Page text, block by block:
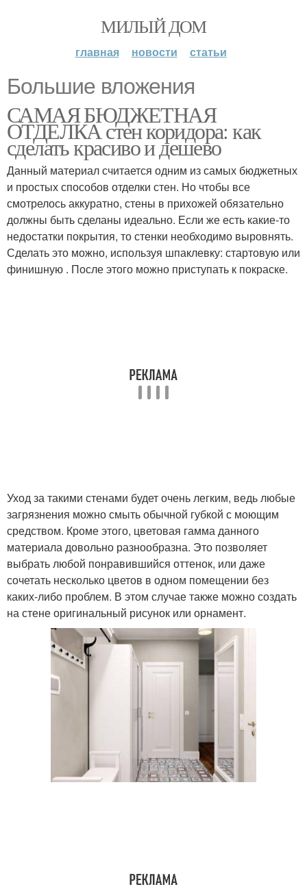
МИЛЫЙ ДОМ
главная новости статьи
Большие вложения
САМАЯ БЮДЖЕТНАЯ
ОТДЕЛКА стен коридора: как
сделать красиво и дешево
Данный материал считается одним из самых бюджетных
и простых способов отделки стен. Но чтобы все
смотрелось аккуратно, стены в прихожей обязательно
должны быть сделаны идеально. Если же есть какие-то
недостатки покрытия, то стенки необходимо выровнять.
Сделать это можно, используя шпаклевку: стартовую или
финишную . После этого можно приступать к покраске.
Уход за такими стенами будет очень легким, ведь любые
загрязнения можно смыть обычной губкой с моющим
средством. Кроме этого, цветовая гамма данного
материала довольно разнообразна. Это позволяет
выбрать любой понравившийся оттенок, или даже
сочетать несколько цветов в одном помещении без
каких-либо проблем. В этом случае также можно создать
на стене оригинальный рисунок или орнамент.